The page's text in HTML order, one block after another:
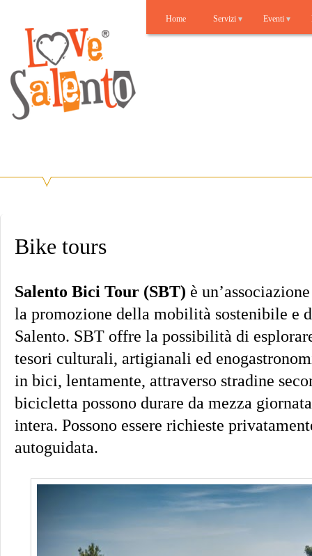
Home Servizi Eventi
Bike tours
Salento Bici Tour (SBT) è
la promozione della mobilità sostenibile e
Salento. SBT offre la possibilità di
tesori culturali, artigianali ed
in bici, lentamente, attraverso stradine
bicicletta possono durare da mezza
intera. Possono essere richieste
autoguidata.